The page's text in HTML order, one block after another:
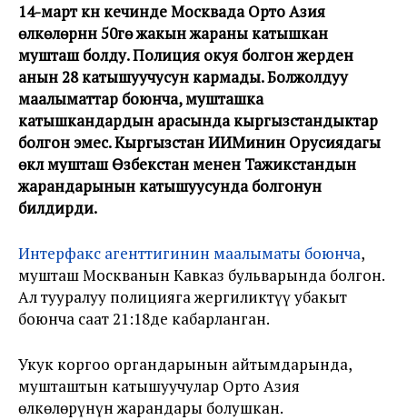
14-март күнү кечинде Москвада Орто Азия
өлкөлөрүнүн 50гө жакын жараны катышкан
мушташ болду. Полиция окуя болгон жерден
анын 28 катышуучусун кармады. Болжолдуу
маалыматтар боюнча, мушташка
катышкандардын арасында кыргызстандыктар
болгон эмес. Кыргызстан ИИМинин Орусиядагы
өкүлү мушташ Өзбекстан менен Тажикстандын
жарандарынын катышуусунда болгонун
билдирди.
Интерфакс агенттигинин маалыматы боюнча,
мушташ Москванын Кавказ бульварында болгон.
Ал тууралуу полицияга жергиликтүү убакыт
боюнча саат 21:18де кабарланган.
Укук коргоо органдарынын айтымдарында,
мушташтын катышуучулар Орто Азия
өлкөлөрүнүн жарандары болушкан.